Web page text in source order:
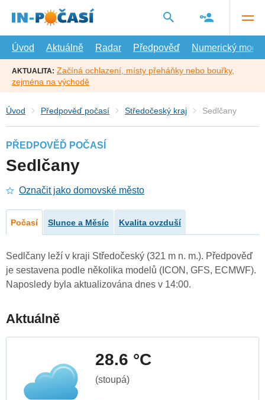
hlavní
Úvod
Aktuálně Radar Předpověď Numerický model
AKTUALITA: Začíná ochlazení, místy přeháňky nebo bouřky,
zejména na východě
Úvod Předpověď počasí Středočeský kraj Sedlčany
PŘEDPOVĚĎ POČASÍ
Sedlčany
Označit jako domovské město
Počasí Slunce a Měsíc Kvalita ovzduší
Sedlčany leží v kraji Středočeský (321 m n. m.). Předpověď
je sestavena podle několika modelů (ICON, GFS, ECMWF).
Naposledy byla aktualizována dnes v 14:00.
Aktuálně
28.6 °C
(stoupá)